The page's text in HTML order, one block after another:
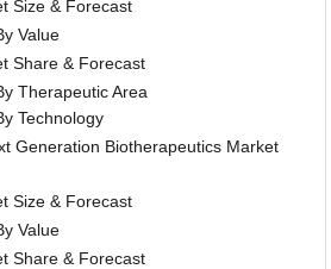
Size & Forecast
Value
Share & Forecast
Therapeutic Area
Technology
Generation Biotherapeutics Market
Size & Forecast
Value
Share & Forecast